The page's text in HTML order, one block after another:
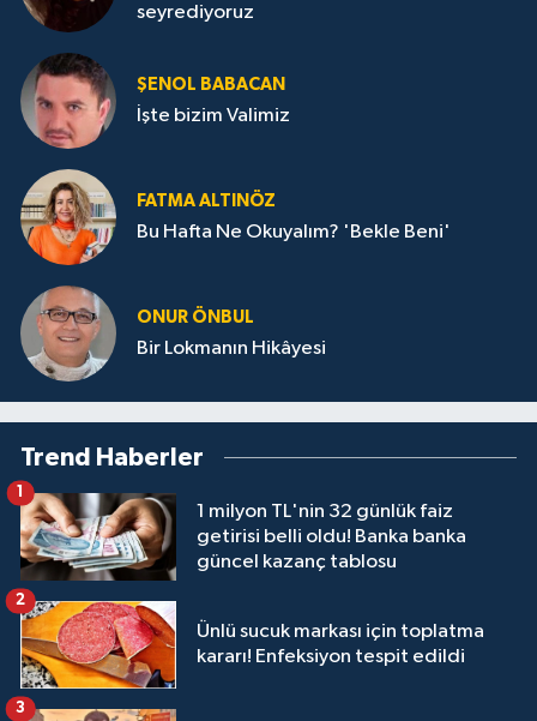
seyrediyoruz
ŞENOL BABACAN
İşte bizim Valimiz
FATMA ALTINÖZ
Bu Hafta Ne Okuyalım? 'Bekle Beni'
ONUR ÖNBUL
Bir Lokmanın Hikâyesi
Trend Haberler
1 milyon TL'nin 32 günlük faiz
getirisi belli oldu! Banka banka
güncel kazanç tablosu
1
Ünlü sucuk markası için toplatma
kararı! Enfeksiyon tespit edildi
2
3